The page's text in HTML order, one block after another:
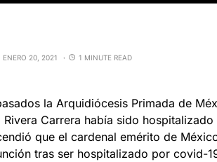
ENERO 20, 2021 1 MINUTE READ
la Arquidiócesis Primada de
Rivera Carrera había sido
que el cardenal emérito de
tras ser hospitalizado por covid-